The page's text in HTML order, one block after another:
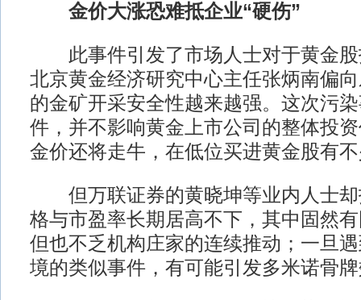
金价大涨恐难抵企业“硬伤”
此事件引发了市场人士对于黄金股
北京黄金经济研究中心主任张炳南偏
的金矿开采安全性越来越强。这次污
件，并不影响黄金上市公司的整体投
金价还将走牛，在低位买进黄金股有
但万联证券的黄晓坤等业内人士却
格与市盈率长期居高不下，其中固然
但也不乏机构庄家的连续推动；一旦
境的类似事件，有可能引发多米诺骨